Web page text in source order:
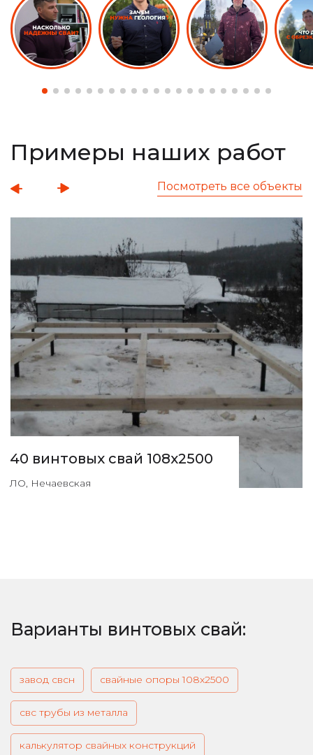
Примеры наших работ
Посмотреть все объекты
40 винтовых свай 108х2500
ЛО, Нечаевская
Варианты винтовых свай:
завод свсн свайные опоры 108х2500
свс трубы из металла
калькулятор свайных конструкций